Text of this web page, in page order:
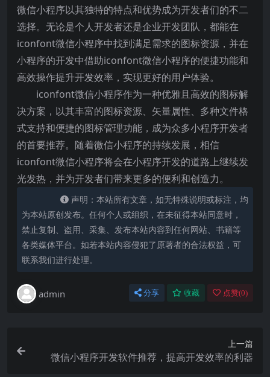
微信小程序以其独特的特点和优势成为开发者们的不二
选择。无论是个人开发者还是企业开发团队，都能在
iconfont微信小程序中找到满足需求的图标资源，并在
小程序的开发中借助iconfont微信小程序的便捷功能和
高效操作提升开发效率，实现更好的用户体验。
iconfont微信小程序作为一种优雅且高效的图标解
决方案，以其丰富的图标资源、矢量属性、多种文件格
式支持和便捷的图标管理功能，成为众多小程序开发者
的首要推荐。随着微信小程序的持续发展，相信
iconfont微信小程序将会在小程序开发的道路上继续发
光发热，并为开发者们带来更多的便利和创造力。
声明：本站所有文章，如无特殊说明或标注，均
为本站原创发布。任何个人或组织，在未征得本站同意时，
禁止复制、盗用、采集、发布本站内容到任何网站、书籍等
各类媒体平台。如若本站内容侵犯了原著者的合法权益，可
联系我们进行处理。
admin 分享 收藏 点赞(0)
上一篇
微信小程序开发软件推荐，提高开发效率的利器